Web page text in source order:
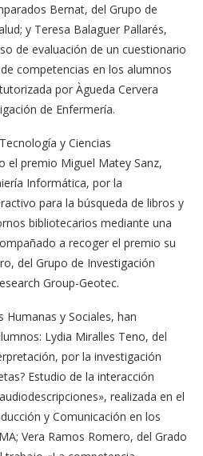
Bernat, del Grupo de
y Teresa Balaguer Pallarés,
de evaluación de un cuestionario
competencias en los alumnos
por Àgueda Cervera
de Enfermería.
y Ciencias
el premio Miguel Matey Sanz,
Informática, por la
para la búsqueda de libros y
bibliotecarios mediante una
a recoger el premio su
del Grupo de Investigación
Group-Geotec.
Humanas y Sociales, han
Lydia Miralles Teno, del
por la investigación
Estudio de la interacción
realizada en el
y Comunicación en los
Vera Ramos Romero, del Grado